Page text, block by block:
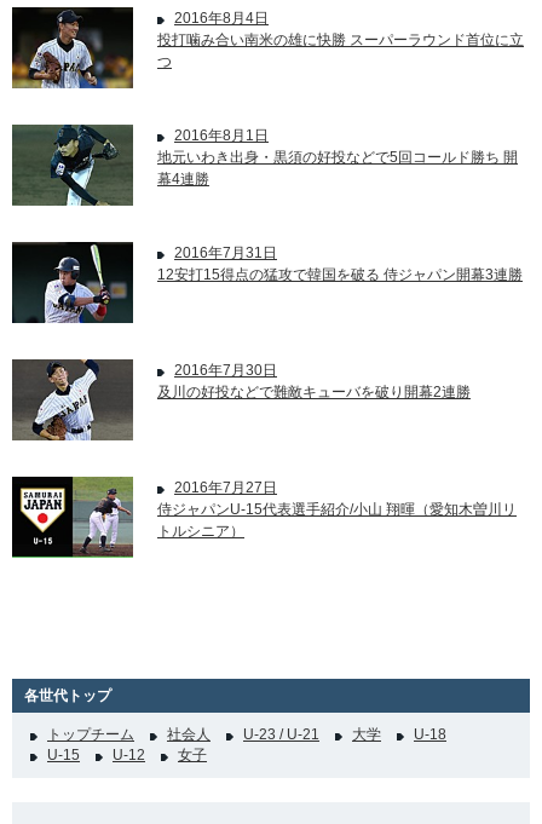
2016年8月4日
投打噛み合い南米の雄に快勝 スーパーラウンド首位に立
つ
2016年8月1日
地元いわき出身・黒須の好投などで5回コールド勝ち 開
幕4連勝
2016年7月31日
12安打15得点の猛攻で韓国を破る 侍ジャパン開幕3連勝
2016年7月30日
及川の好投などで難敵キューバを破り開幕2連勝
2016年7月27日
侍ジャパンU-15代表選手紹介/小山 翔暉（愛知木曽川リ
トルシニア）
各世代トップ
トップチーム 社会人 U-23 / U-21 大学
U-18
U-15
U-12 女子